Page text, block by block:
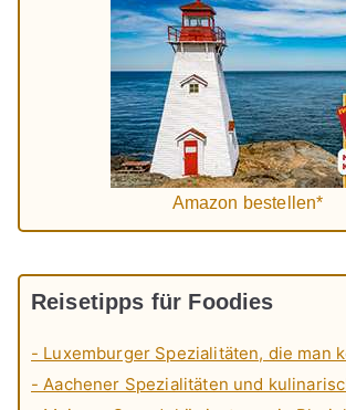
Amazon bestellen*
Reisetipps für Foodies
- Luxemburger Spezialitäten, die man
- Aachener Spezialitäten und